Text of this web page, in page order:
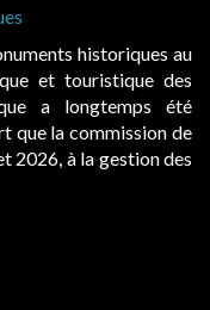
de plage : le juge
des bains
un beau sujet
elles donnent
Saisies par